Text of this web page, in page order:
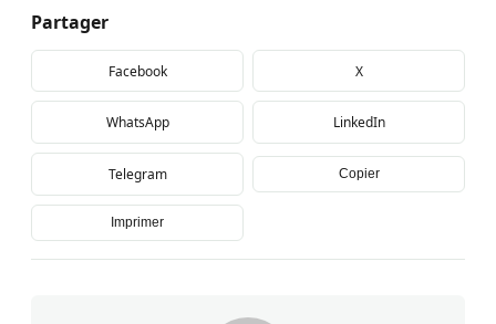
Partager
Facebook X
WhatsApp LinkedIn
Telegram Copier
Imprimer